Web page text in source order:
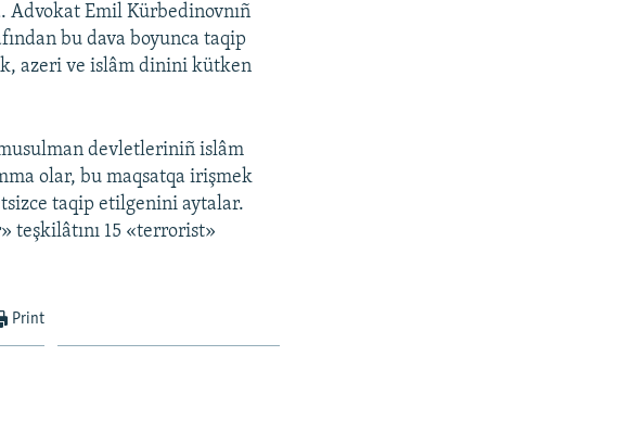
Advokat Emil Kürbedinovnıñ
bu dava boyunca taqip
azeri ve islâm dinini kütken
devletleriniñ islâm
olar, bu maqsatqa irişmek
taqip etilgenini aytalar.
teşkilâtını 15 «terrorist»
Print